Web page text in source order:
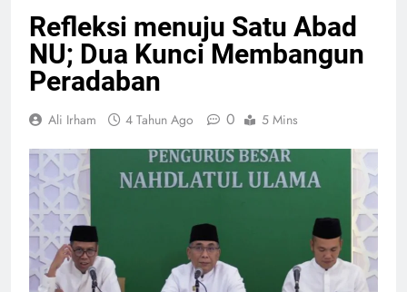
Refleksi menuju Satu Abad
NU; Dua Kunci Membangun
Peradaban
Ali Irham 4 Tahun Ago 0 5 Mins